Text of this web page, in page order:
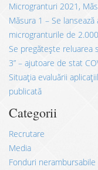
Microgranturi 2021,
Măsura 1 – Se
microgranturile de
Se pregătește reluarea
3” – ajutoare de stat
Situația evaluării
publicată
Categorii
Recrutare
Media
Fonduri nerambursabile